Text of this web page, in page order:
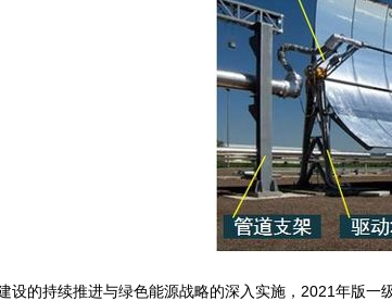
设的持续推进与绿色能源战略的深入实施，2021年版